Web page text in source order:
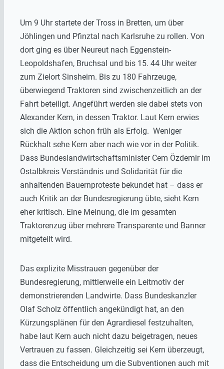
Um 9 Uhr startete der Tross in Bretten, um über
Jöhlingen und Pfinztal nach Karlsruhe zu rollen. Von
dort ging es über Neureut nach Eggenstein-
Leopoldshafen, Bruchsal und bis 15. 44 Uhr weiter
zum Zielort Sinsheim. Bis zu 180 Fahrzeuge,
überwiegend Traktoren sind zwischenzeitlich an der
Fahrt beteiligt. Angeführt werden sie dabei stets von
Alexander Kern, in dessen Traktor. Laut Kern erwies
sich die Aktion schon früh als Erfolg. Weniger
Rückhalt sehe Kern aber nach wie vor in der Politik.
Dass Bundeslandwirtschaftsminister Cem Özdemir im
Ostalbkreis Verständnis und Solidarität für die
anhaltenden Bauernproteste bekundet hat – dass er
auch Kritik an der Bundesregierung übte, sieht Kern
eher kritisch. Eine Meinung, die im gesamten
Traktorenzug über mehrere Transparente und Banner
mitgeteilt wird.
Das explizite Misstrauen gegenüber der
Bundesregierung, mittlerweile ein Leitmotiv der
demonstrierenden Landwirte. Dass Bundeskanzler
Olaf Scholz öffentlich angekündigt hat, an den
Kürzungsplänen für den Agrardiesel festzuhalten,
habe laut Kern auch nicht dazu beigetragen, neues
Vertrauen zu fassen. Gleichzeitig sei Kern überzeugt,
dass die Entscheidung um die Subventionen auch mit